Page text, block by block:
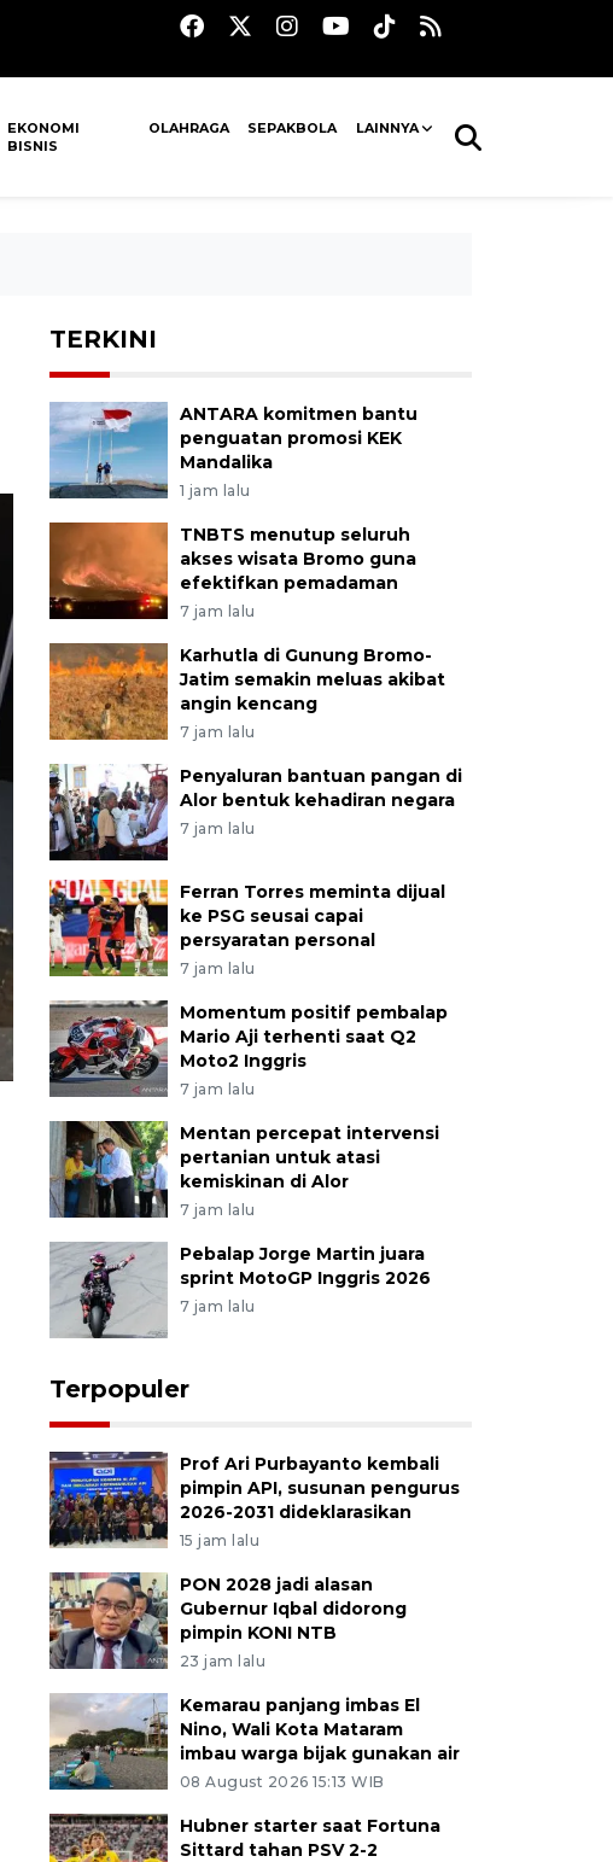
EKONOMI
BISNIS
OLAHRAGA SEPAKBOLA LAINNYA
TERKINI
ANTARA komitmen bantu
penguatan promosi KEK
Mandalika
1 jam lalu
TNBTS menutup seluruh
akses wisata Bromo guna
efektifkan pemadaman
7 jam lalu
Karhutla di Gunung Bromo-
Jatim semakin meluas akibat
angin kencang
7 jam lalu
Penyaluran bantuan pangan di
Alor bentuk kehadiran negara
7 jam lalu
Ferran Torres meminta dijual
ke PSG seusai capai
persyaratan personal
7 jam lalu
Momentum positif pembalap
Mario Aji terhenti saat Q2
Moto2 Inggris
7 jam lalu
Mentan percepat intervensi
pertanian untuk atasi
kemiskinan di Alor
7 jam lalu
Pebalap Jorge Martin juara
sprint MotoGP Inggris 2026
7 jam lalu
Terpopuler
Prof Ari Purbayanto kembali
pimpin API, susunan pengurus
2026-2031 dideklarasikan
15 jam lalu
PON 2028 jadi alasan
Gubernur Iqbal didorong
pimpin KONI NTB
23 jam lalu
Kemarau panjang imbas El
Nino, Wali Kota Mataram
imbau warga bijak gunakan air
08 August 2026 15:13 WIB
Hubner starter saat Fortuna
Sittard tahan PSV 2-2